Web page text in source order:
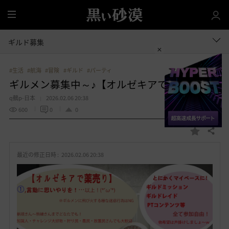
全
体
ギルド募集
#生活 #航海 #冒険 #ギルド #パーティ
ギルメン募集中～♪【オルゼキアで薬売り】
q鵺p-日本
2026.02.06 20:38
600
0 0
お
入
り
共有する
最近の修正日時 : 2026.02.06 20:38